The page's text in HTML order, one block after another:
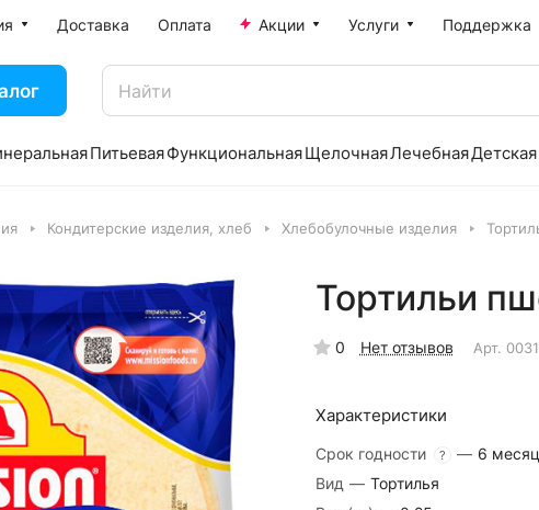
Доставка Оплата Акции Услуги Поддержка
ПитьеваяФункциональнаяЩелочнаяЛечебнаяДетская
Кондитерские изделия, хлеб Хлебобулочные изделия
Тортильи
0 Нет отзывов Арт.
Характеристики
Срок годности ? — 6
Вид — Тортилья